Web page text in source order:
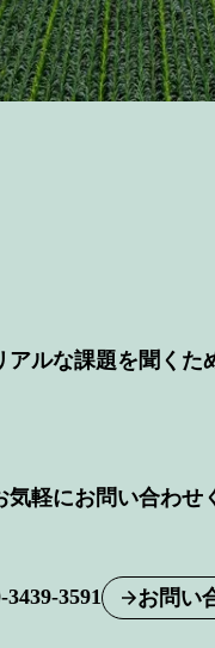
ルな課題を聞くた
気軽にお問い合わせ
3439-3591 お問い